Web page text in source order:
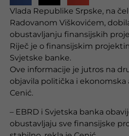
Vlada Republike Srpske, na
Radovanom Viškovićem,
obustavljanju finansijskih
Riječ je o finansijskim
Svjetske banke.
Ove informacije je jutros na
objavila politička i ekonomska
Cenić.
– EBRD i Svjetska banka
obustavljaju sve finansijske